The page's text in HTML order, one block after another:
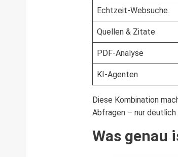
Echtzeit-Websuche
Quellen & Zitate
PDF-Analyse
KI-Agenten
Diese Kombination
Abfragen – nur deutlich
Was genau